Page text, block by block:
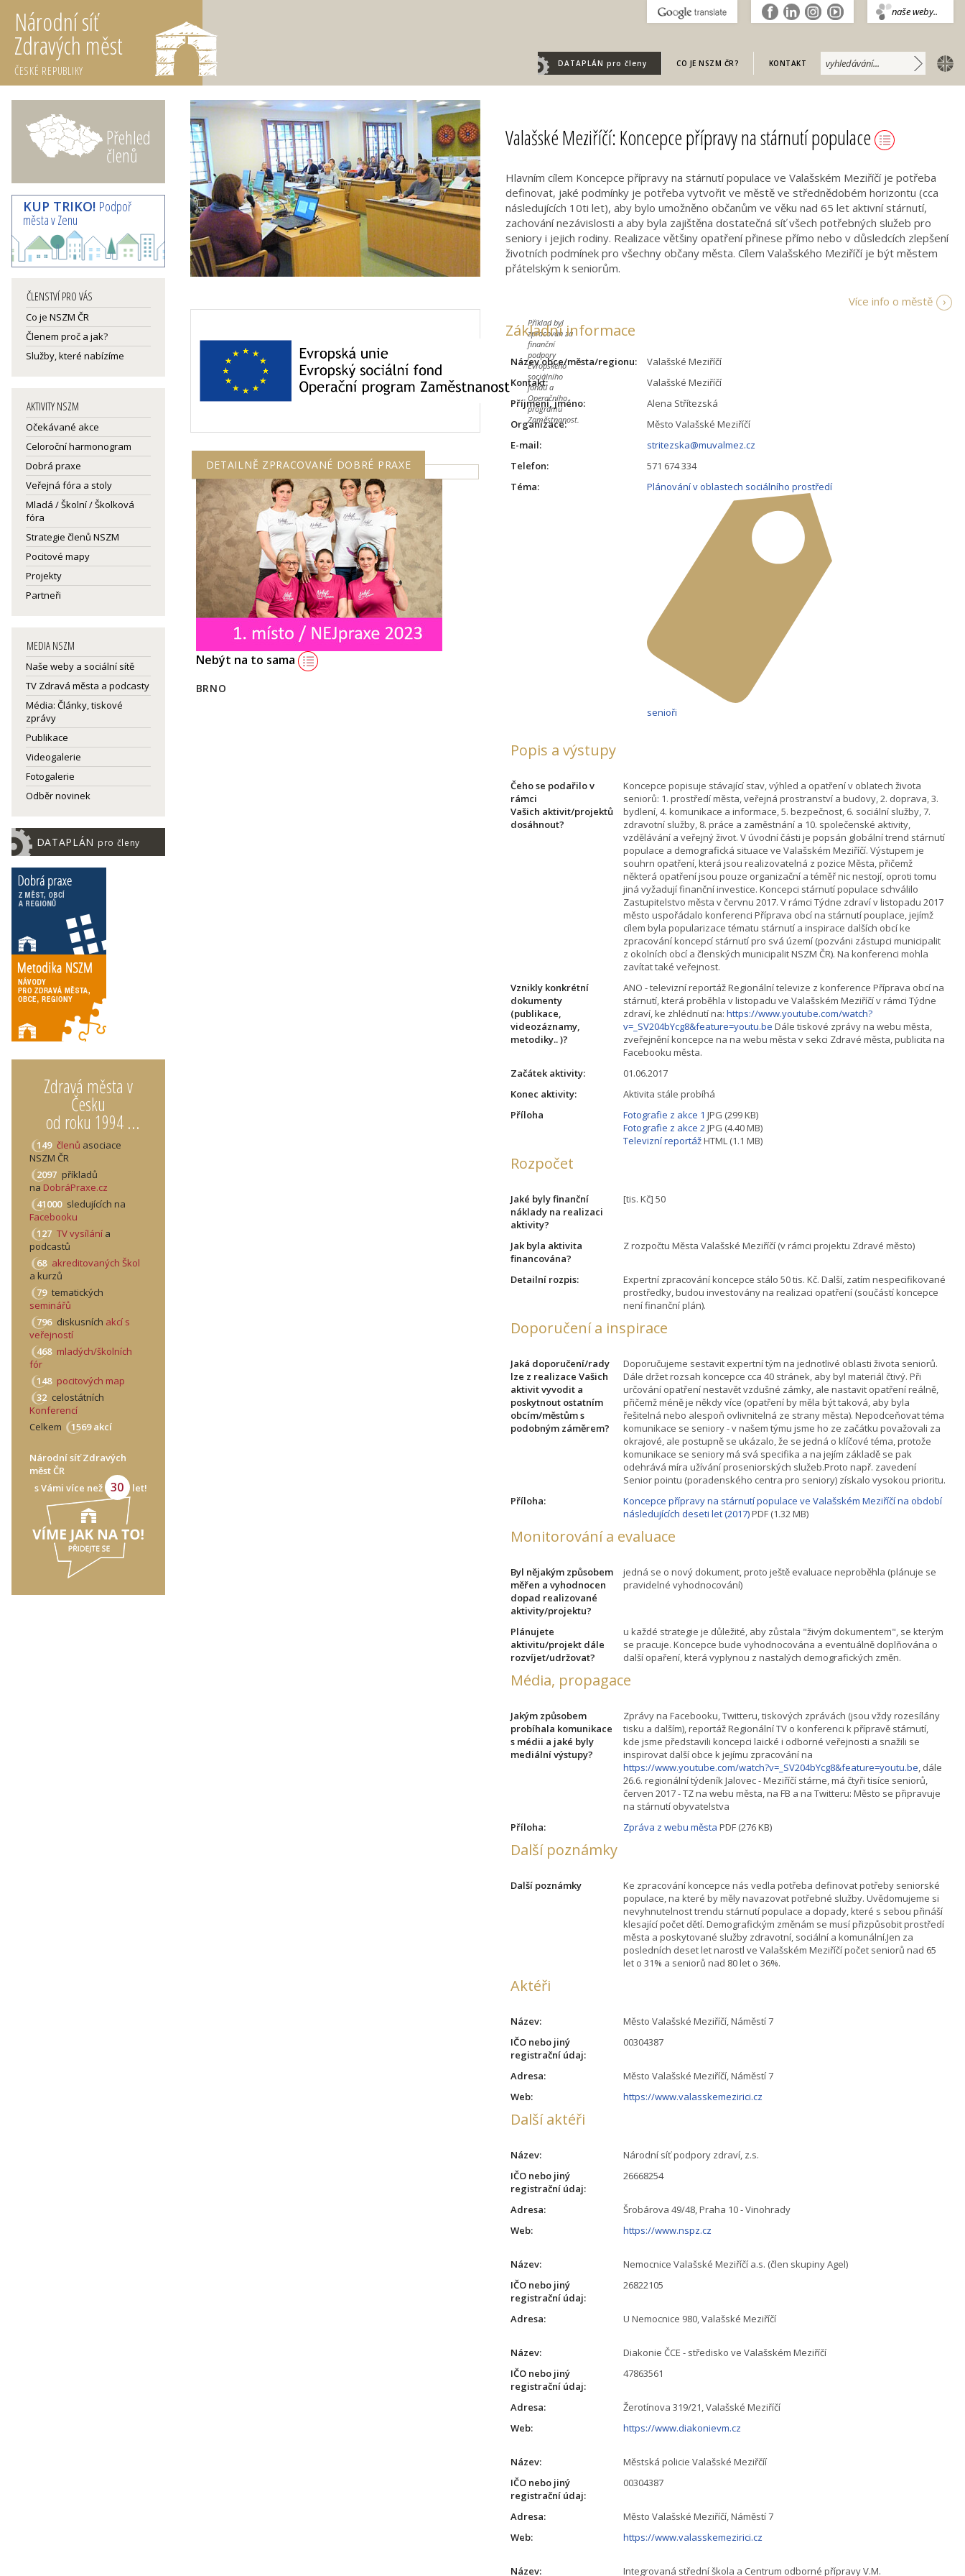
naše weby..
.
Národní síť
Zdravých měst
ČESKÉ REPUBLIKY DATAPLÁN pro členy CO JE NSZM ČR? KONTAKT english
Přehled
členů
KUP TRIKO! Podpoř
města v Zenu
ČLENSTVÍ PRO VÁS
Co je NSZM ČR
Členem proč a jak?
Služby, které nabízíme
AKTIVITY NSZM
Očekávané akce
Celoroční harmonogram
Dobrá praxe
Veřejná fóra a stoly
Mladá / Školní / Školková
fóra
Strategie členů NSZM
Pocitové mapy
Projekty
Partneři
MEDIA NSZM
Naše weby a sociální sítě
TV Zdravá města a podcasty
Média: Články, tiskové
zprávy
Publikace
Videogalerie
Fotogalerie
Odběr novinek
DATAPLÁN pro členy
Zdravá města v
Česku
od roku 1994 ...
149 členů asociace
NSZM ČR
2097 příkladů
na DobráPraxe.cz
41000 sledujících na
Facebooku
127 TV vysílání a
podcastů
68 akreditovaných Škol
a kurzů
79 tematických
seminářů
796 diskusních akcí s
veřejností
468 mladých/školních
fór
148 pocitových map
32 celostátních
Konferencí
Celkem
1569 akcí
Národní síť Zdravých
měst ČR
s Vámi více než
30 let!
Příklad byl
zpracován za
finanční
podpory
Evropského
sociálního
fondu a
Operačního
programu
Zaměstnanost.
DETAILNĚ ZPRACOVANÉ DOBRÉ PRAXE
Nebýt na to sama
BRNO
Valašské Meziříčí: Koncepce přípravy na stárnutí populace
Hlavním cílem Koncepce přípravy na stárnutí populace ve Valašském Meziříčí je potřeba
definovat, jaké podmínky je potřeba vytvořit ve městě ve střednědobém horizontu (cca
následujících 10ti let), aby bylo umožněno občanům ve věku nad 65 let aktivní stárnutí,
zachování nezávislosti a aby byla zajištěna dostatečná síť všech potřebných služeb pro
seniory i jejich rodiny. Realizace většiny opatření přinese přímo nebo v důsledcích zlepšení
životních podmínek pro všechny občany města. Cílem Valašského Meziříčí je být městem
přátelským k seniorům.
Více info o městě
Základní informace
Název obce/města/regionu:
Valašské Meziříčí
Kontakt:
Valašské Meziříčí
Příjmení, jméno:
Alena Střítezská
Organizace:
Město Valašské Meziříčí
E-mail:
stritezska@muvalmez.cz
Telefon:
571 674 334
Téma:
Plánování v oblastech sociálního prostředí
senioři
Popis a výstupy
Čeho se podařilo v
rámci
Vašich aktivit/projektů
dosáhnout?
Koncepce popisuje stávající stav, výhled a opatření v oblatech života
seniorů: 1. prostředí města, veřejná prostranství a budovy, 2. doprava, 3.
bydlení, 4. komunikace a informace, 5. bezpečnost, 6. sociální služby, 7.
zdravotní služby, 8. práce a zaměstnání a 10. společenské aktivity,
vzdělávání a veřejný život. V úvodní části je popsán globální trend stárnutí
populace a demografická situace ve Valašském Meziříčí. Výstupem je
souhrn opatření, která jsou realizovatelná z pozice Města, přičemž
některá opatření jsou pouze organizační a téměř nic nestojí, oproti tomu
jiná vyžadují finanční investice. Koncepci stárnutí populace schválilo
Zastupitelstvo města v červnu 2017. V rámci Týdne zdraví v listopadu 2017
město uspořádalo konferenci Příprava obcí na stárnutí pouplace, jejímž
cílem byla popularizace tématu stárnutí a inspirace dalších obcí ke
zpracování koncepcí stárnutí pro svá území (pozváni zástupci municipalit
z okolních obcí a členských municipalit NSZM ČR). Na konferenci mohla
zavítat také veřejnost.
Vznikly konkrétní
dokumenty
(publikace,
videozáznamy,
metodiky.. )?
ANO - televizní reportáž Regionální televize z konference Příprava obcí na
stárnutí, která proběhla v listopadu ve Valašském Meziříčí v rámci Týdne
zdraví, ke zhlédnutí na:https://www.youtube.com/watch?
v=_SV204bYcg8&feature=youtu.be Dále tiskové zprávy na webu města,
zveřejnění koncepce na na webu města v sekci Zdravé města, publicita na
Facebooku města.
Začátek aktivity:
01.06.2017
Konec aktivity:
Aktivita stále probíhá
Příloha
Fotografie z akce 1 JPG (299 KB)
Fotografie z akce 2JPG (4.40 MB)
Televizní reportážHTML (1.1 MB)
Rozpočet
Jaké byly finanční
náklady na realizaci
aktivity?
[tis. Kč] 50
Jak byla aktivita
financována?
Z rozpočtu Města Valašské Meziříčí (v rámci projektu Zdravé město)
Detailní rozpis:
Expertní zpracování koncepce stálo 50 tis. Kč. Další, zatím nespecifikované
prostředky, budou investovány na realizaci opatření (součástí koncepce
není finanční plán).
Doporučení a inspirace
Jaká doporučení/rady
lze z realizace Vašich
aktivit vyvodit a
poskytnout ostatním
obcím/městům s
podobným záměrem?
Doporučujeme sestavit expertní tým na jednotlivé oblasti života seniorů.
Dále držet rozsah koncepce cca 40 stránek, aby byl materiál čtivý. Při
určování opatření nestavět vzdušné zámky, ale nastavit opatření reálně,
přičemž méně je někdy více (opatření by měla být taková, aby byla
řešitelná nebo alespoň ovlivnitelná ze strany města). Nepodceňovat téma
komunikace se seniory - v našem týmu jsme ho ze začátku považovali za
okrajové, ale postupně se ukázalo, že se jedná o klíčové téma, protože
komunikace se seniory má svá specifika a na jejím základě se pak
odehrává míra užívání proseniorských služeb.Proto např. zavedení
Senior pointu (poradenského centra pro seniory) získalo vysokou prioritu.
Příloha:
Koncepce přípravy na stárnutí populace ve Valašském Meziříčí na období
následujících deseti let (2017)PDF (1.32 MB)
Monitorování a evaluace
Byl nějakým způsobem
měřen a vyhodnocen
dopad realizované
aktivity/projektu?
jedná se o nový dokument, proto ještě evaluace neproběhla (plánuje se
pravidelné vyhodnocování)
Plánujete
aktivitu/projekt dále
rozvíjet/udržovat?
u každé strategie je důležité, aby zůstala "živým dokumentem", se kterým
se pracuje. Koncepce bude vyhodnocována a eventuálně doplňována o
další opaření, která vyplynou z nastalých demografických změn.
Média, propagace
Jakým způsobem
probíhala komunikace
s médii a jaké byly
mediální výstupy?
Zprávy na Facebooku, Twitteru, tiskových zprávách (jsou vždy rozesílány
tisku a dalším), reportáž Regionální TV o konferenci k přípravě stárnutí,
kde jsme představili koncepci laické i odborné veřejnosti a snažili se
inspirovat další obce k jejímu zpracování na
https://www.youtube.com/watch?v=_SV204bYcg8&feature=youtu.be, dále
26.6. regionální týdeník Jalovec - Meziříčí stárne, má čtyři tisíce seniorů,
červen 2017 - TZ na webu města, na FB a na Twitteru: Město se připravuje
na stárnutí obyvatelstva
Příloha:
Zpráva z webu města PDF (276 KB)
Další poznámky
Další poznámky
Ke zpracování koncepce nás vedla potřeba definovat potřeby seniorské
populace, na které by měly navazovat potřebné služby. Uvědomujeme si
nevyhnutelnost trendu stárnutí populace a dopady, které s sebou přináší
klesající počet dětí. Demografickým změnám se musí přizpůsobit prostředí
města a poskytované služby zdravotní, sociální a komunální.Jen za
posledních deset let narostl ve Valašském Meziříčí počet seniorů nad 65
let o 31% a seniorů nad 80 let o 36%.
Aktéři
Název:
Město Valašské Meziříčí, Náměstí 7
IČO nebo jiný
registrační údaj:
00304387
Adresa:
Město Valašské Meziříčí, Náměstí 7
Web:
https://www.valasskemezirici.cz
Další aktéři
Název:
Národní síť podpory zdraví, z.s.
IČO nebo jiný
registrační údaj:
26668254
Adresa:
Šrobárova 49/48, Praha 10 - Vinohrady
Web:
https://www.nspz.cz
Název:
Nemocnice Valašské Meziříčí a.s. (člen skupiny Agel)
IČO nebo jiný
registrační údaj:
26822105
Adresa: U Nemocnice 980, Valašské Meziříčí
Název:
Diakonie ČCE - středisko ve Valašském Meziříčí
IČO nebo jiný
registrační údaj:
47863561
Adresa:
Žerotínova 319/21, Valašské Meziříčí
Web:
https://www.diakonievm.cz
Název:
Městská policie Valašské Meziřčíí
IČO nebo jiný
registrační údaj:
00304387
Adresa:
Město Valašské Meziříčí, Náměstí 7
Web:
https://www.valasskemezirici.cz
Název: Integrovaná střední škola a Centrum odborné přípravy V.M.